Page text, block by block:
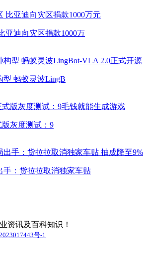
亚迪向灾区捐款1000万
型 蚂蚁灵波LingB
版灰度测试：9
手：货拉拉取消独家车贴
资讯及百科知识！
号-1